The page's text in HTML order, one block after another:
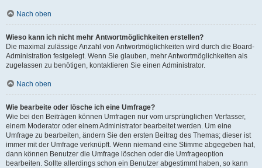
Nach oben
Wieso kann ich nicht mehr Antwortmöglichkeiten erstellen?
Die maximal zulässige Anzahl von Antwortmöglichkeiten wird durch die Board-
Administration festgelegt. Wenn Sie glauben, mehr Antwortmöglichkeiten als
zugelassen zu benötigen, kontaktieren Sie einen Administrator.
Nach oben
Wie bearbeite oder lösche ich eine Umfrage?
Wie bei den Beiträgen können Umfragen nur vom ursprünglichen Verfasser,
einem Moderator oder einem Administrator bearbeitet werden. Um eine
Umfrage zu bearbeiten, ändern Sie den ersten Beitrag des Themas; dieser ist
immer mit der Umfrage verknüpft. Wenn niemand eine Stimme abgegeben hat,
dann können Benutzer die Umfrage löschen oder die Umfrageoption
bearbeiten. Sollte allerdings schon ein Benutzer abgestimmt haben, so kann